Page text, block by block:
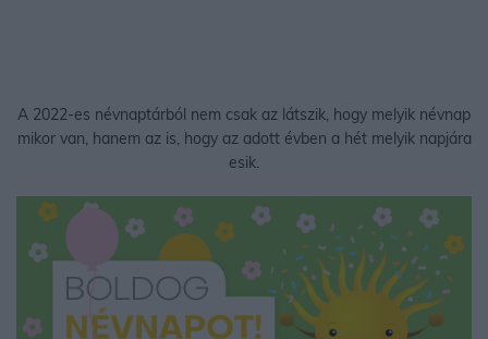
A 2022-es névnaptárból nem csak az látszik, hogy melyik névnap
mikor van, hanem az is, hogy az adott évben a hét melyik napjára
esik.